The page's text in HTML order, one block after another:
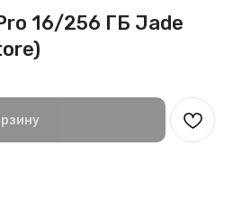
16/256 ГБ Jade